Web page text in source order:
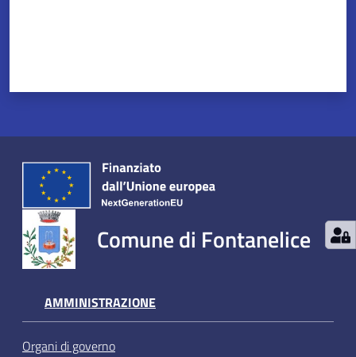
Comune di Fontanelice
AMMINISTRAZIONE
Organi di governo